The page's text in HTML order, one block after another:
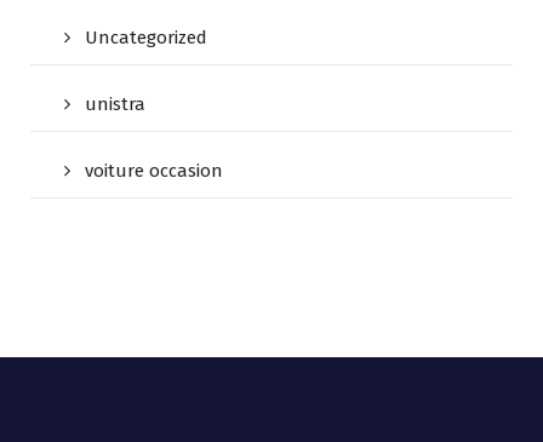
Uncategorized
unistra
voiture occasion